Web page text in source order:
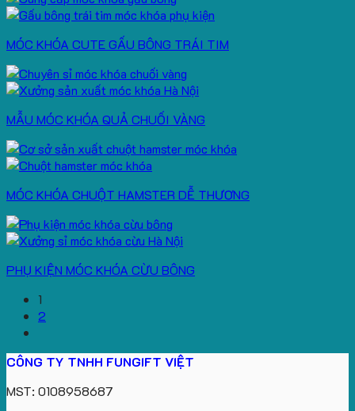
MÓC KHÓA CUTE GẤU BÔNG TRÁI TIM
MẪU MÓC KHÓA QUẢ CHUỐI VÀNG
MÓC KHÓA CHUỘT HAMSTER DỄ THƯƠNG
PHỤ KIỆN MÓC KHÓA CỪU BÔNG
1
2
CÔNG TY TNHH FUNGIFT VIỆT
MST: 0108958687